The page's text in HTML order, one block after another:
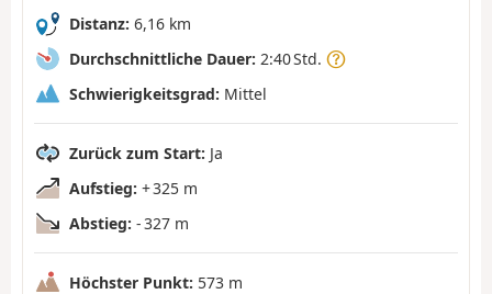
Distanz: 6,16 km
Durchschnittliche Dauer: 2:40 Std.
Schwierigkeitsgrad: Mittel
Zurück zum Start: Ja
Aufstieg: + 325 m
Abstieg: - 327 m
Höchster Punkt: 573 m